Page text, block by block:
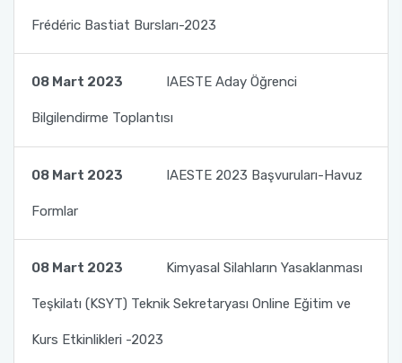
Frédéric Bastiat Bursları-2023
08 Mart 2023 IAESTE Aday Öğrenci
Bilgilendirme Toplantısı
08 Mart 2023 IAESTE 2023 Başvuruları-Havuz
Formlar
08 Mart 2023 Kimyasal Silahların Yasaklanması
Teşkilatı (KSYT) Teknik Sekretaryası Online Eğitim ve
Kurs Etkinlikleri -2023
Erasmus+ Bölüm Koordinatörleri
Erasmus+ İkili Anlaşmalar
Erasmus+ Programı Bağlantılar
AÜ KVK Metni
Erasmus+ Programı Aday Öğrenci Tanıtım
Videosu
Mevlana Değişim Programı Bölüm/Program
Koordinatörleri
Mevlana Değişim Programı Sıkça Sorulan
Sorular
YÖK Mevlana Değişim Programı Tanıtım Filmi
Farabi Değişim Programı Duyuruları